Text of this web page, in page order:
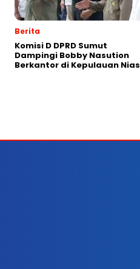
Berita
Komisi D DPRD Sumut
Dampingi Bobby Nasution
Berkantor di Kepulauan Nias